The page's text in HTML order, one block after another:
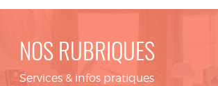
NOS RUBRIQUES
Services & infos pratiques